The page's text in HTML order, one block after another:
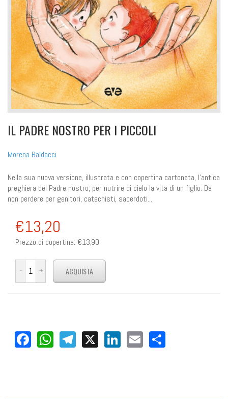
IL PADRE NOSTRO PER I PICCOLI
Morena Baldacci
Nella sua nuova versione, illustrata e con copertina cartonata, l'antica
preghiera del Padre nostro, per nutrire di cielo la vita di un figlio. Da
non perdere per genitori, catechisti, sacerdoti...
€13,20
Prezzo di copertina: €13,90
Facebook
WhatsApp
Telegram
X LinkedIn
Email